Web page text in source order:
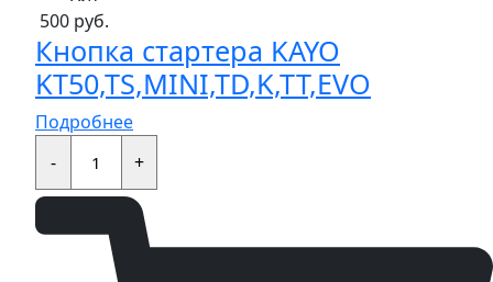
500 руб.
Кнопка стартера KAYO
KT50,TS,MINI,TD,K,TT,EVO
Подробнее
-
Кнопка
стартера
KT50,TS,MINI,TD,K,TT,EVO
quantity
+